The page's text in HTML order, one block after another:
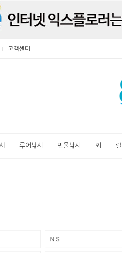
고객센터
루어낚시 민물낚시 찌 릴
N.S